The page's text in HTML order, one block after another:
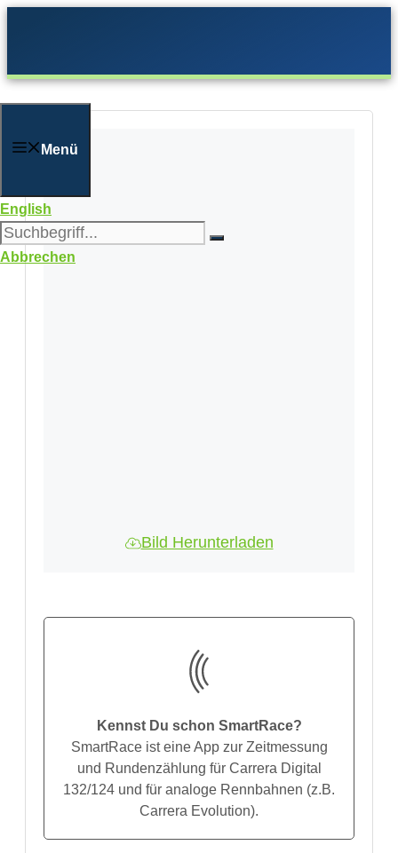
Menü
English
Abbrechen
Bild Herunterladen
Kennst Du schon SmartRace?
SmartRace ist eine App zur Zeitmessung
und Rundenzählung für Carrera Digital
132/124 und für analoge Rennbahnen (z.B.
Carrera Evolution).